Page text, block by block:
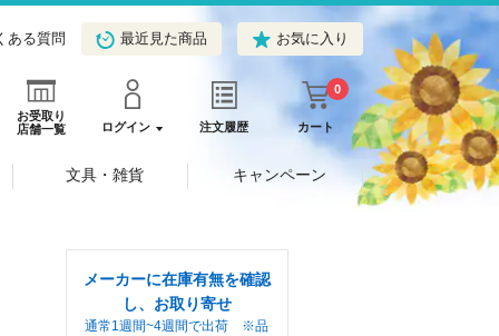
ある質問 最近見た商品 お気に入り
お受取り
店舗一覧
ログイン 注文履歴 カート
0
文具・雑貨 キャンペーン
メーカーに在庫有無を確認
し、お取り寄せ
通常1週間~4週間で出荷 ※品